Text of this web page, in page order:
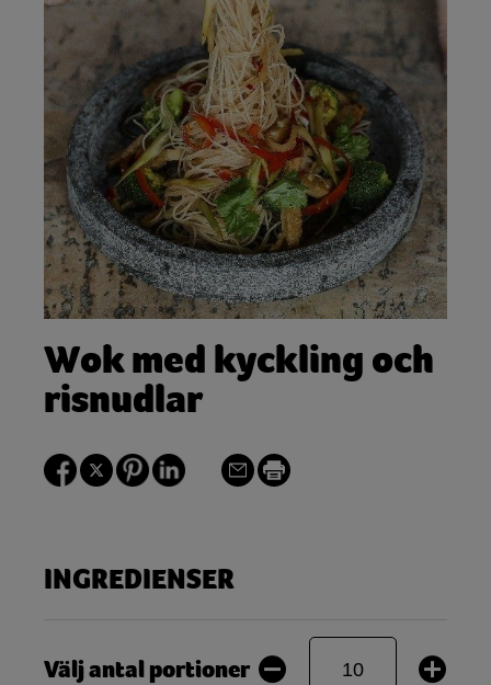
Wok med kyckling och
risnudlar
INGREDIENSER
Välj antal portioner